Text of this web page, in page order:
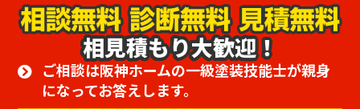
相見積もり大歓迎！
ご相談は阪神ホームの一級塗装技能士が親身
になってお答えします。